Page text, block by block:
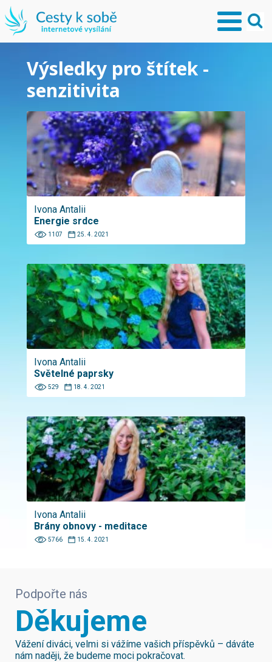
Výsledky pro štítek -
senzitivita
Ivona Antalii
Energie srdce
1107 25. 4. 2021
Ivona Antalii
Světelné paprsky
529 18. 4. 2021
Ivona Antalii
Brány obnovy - meditace
5766 15. 4. 2021
Podpořte nás
Děkujeme
Vážení diváci, velmi si vážíme vašich příspěvků – dáváte
nám naději, že budeme moci pokračovat.